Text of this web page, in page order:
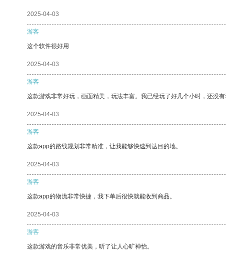
2025-04-03
游客
这个软件很好用
2025-04-03
游客
这款游戏非常好玩，画面精美，玩法丰富。我已经玩了好几个小时，还没有
2025-04-03
游客
这款app的路线规划非常精准，让我能够快速到达目的地。
2025-04-03
游客
这款app的物流非常快捷，我下单后很快就能收到商品。
2025-04-03
游客
这款游戏的音乐非常优美，听了让人心旷神怡。